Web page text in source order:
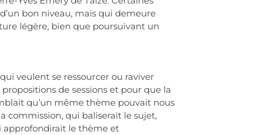
bon niveau, mais qui demeure
légère, bien que poursuivant un
veulent se ressourcer ou raviver
de sessions et pour que la
qu’un même thème pouvait nous
commission, qui baliserait le sujet,
approfondirait le thème et